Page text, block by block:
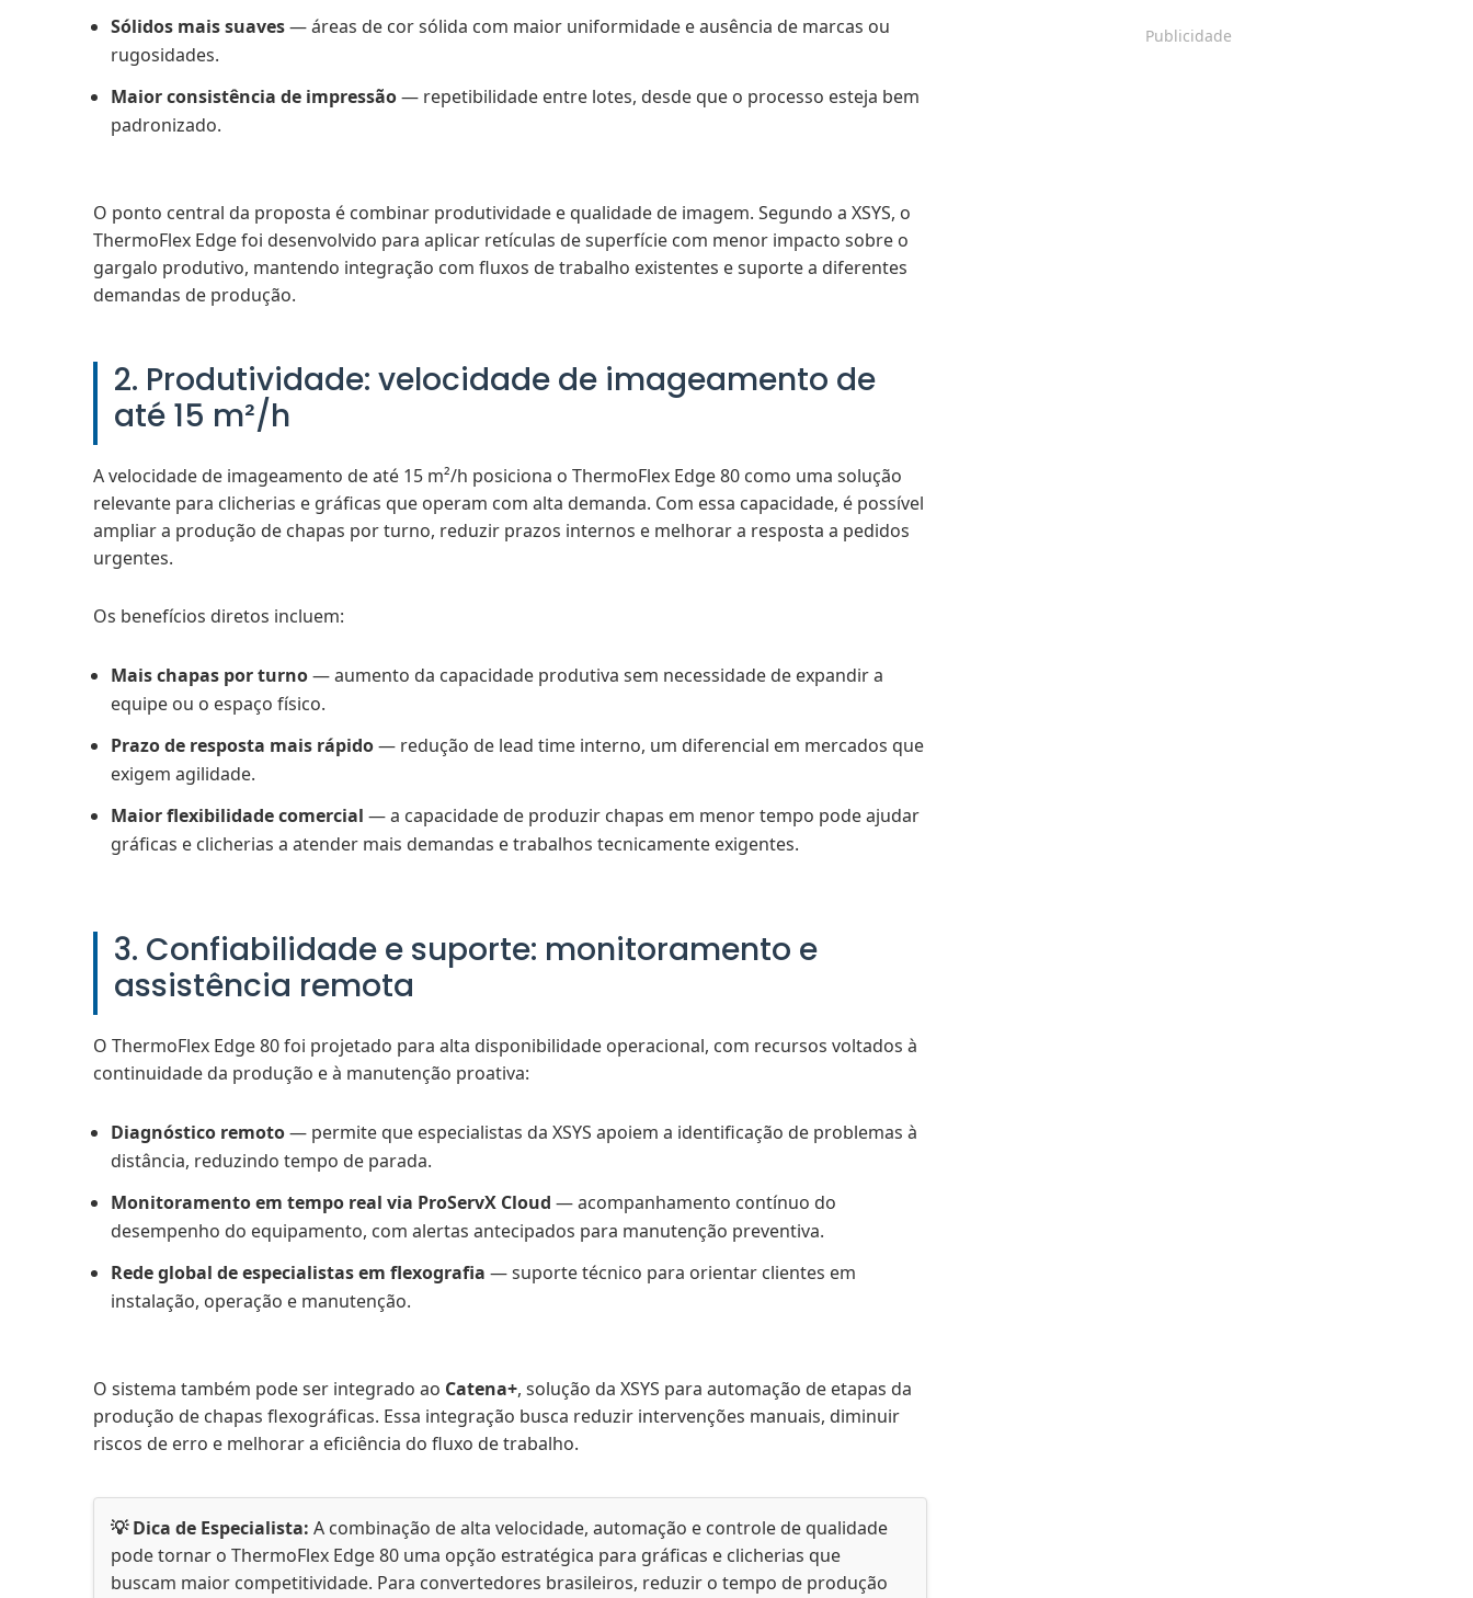
Sólidos mais suaves— áreas de cor sólida com maior uniformidade e ausência de marcas ou
rugosidades.
Maior consistência de impressão— repetibilidade entre lotes, desde que o processo esteja bem
padronizado.
O ponto central da proposta é combinar produtividade e qualidade de imagem. Segundo a XSYS, o
ThermoFlex Edge foi desenvolvido para aplicar retículas de superfície com menor impacto sobre o
gargalo produtivo, mantendo integração com fluxos de trabalho existentes e suporte a diferentes
demandas de produção.
2. Produtividade: velocidade de imageamento de
até 15 m²/h
A velocidade de imageamento de até 15 m²/h posiciona o ThermoFlex Edge 80 como uma solução
relevante para clicherias e gráficas que operam com alta demanda. Com essa capacidade, é possível
ampliar a produção de chapas por turno, reduzir prazos internos e melhorar a resposta a pedidos
urgentes.
Os benefícios diretos incluem:
Mais chapas por turno— aumento da capacidade produtiva sem necessidade de expandir a
equipe ou o espaço físico.
Prazo de resposta mais rápido— redução de lead time interno, um diferencial em mercados que
exigem agilidade.
Maior flexibilidade comercial — a capacidade de produzir chapas em menor tempo pode ajudar
gráficas e clicherias a atender mais demandas e trabalhos tecnicamente exigentes.
3. Confiabilidade e suporte: monitoramento e
assistência remota
O ThermoFlex Edge 80 foi projetado para alta disponibilidade operacional, com recursos voltados à
continuidade da produção e à manutenção proativa:
Diagnóstico remoto— permite que especialistas da XSYS apoiem a identificação de problemas à
distância, reduzindo tempo de parada.
Monitoramento em tempo real via ProServX Cloud — acompanhamento contínuo do
desempenho do equipamento, com alertas antecipados para manutenção preventiva.
Rede global de especialistas em flexografia — suporte técnico para orientar clientes em
instalação, operação e manutenção.
O sistema também pode ser integrado ao Catena+, solução da XSYS para automação de etapas da
produção de chapas flexográficas. Essa integração busca reduzir intervenções manuais, diminuir
riscos de erro e melhorar a eficiência do fluxo de trabalho.
💡 Dica de Especialista: A combinação de alta velocidade, automação e controle de qualidade
pode tornar o ThermoFlex Edge 80 uma opção estratégica para gráficas e clicherias que
buscam maior competitividade. Para convertedores brasileiros, reduzir o tempo de produção